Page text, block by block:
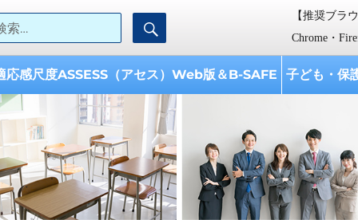
AISES】学校教育開発研究所
『学校教育開発研究所』は、 「子どもと学校への支援、 教育に携わる
として設立されました。
検索:
検
【推奨ブラ
Chrome・
応感尺度ASSESS（アセス）Web版＆B-SAFE 子ども・保